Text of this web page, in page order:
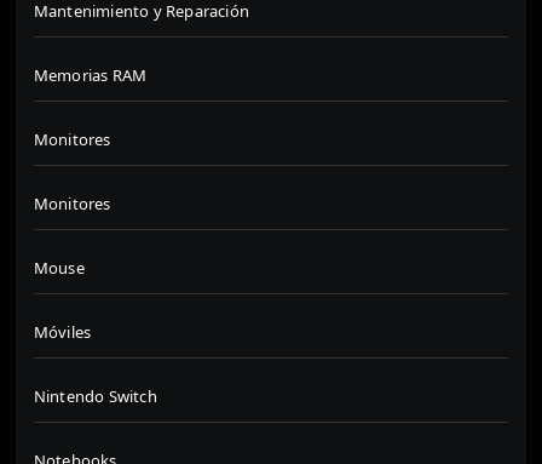
Mantenimiento y Reparación
Memorias RAM
Monitores
Monitores
Mouse
Móviles
Nintendo Switch